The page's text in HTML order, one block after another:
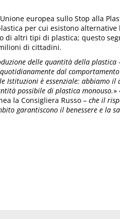
europea sullo Stop alla
per cui esistono
altri tipi di plastica; questo
di cittadini.
delle quantità della plastica
dal
Istituzioni è essenziale: abbiamo
possibile di plastica monouso.»
la Consigliera Russo – che il
garantiscono il benessere e la